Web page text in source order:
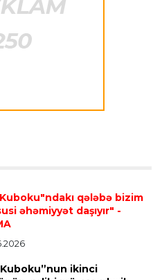
danışıqlar
"Fiorentina"ya
qələbə bizim
əhəmiyyət daşıyır" -
ikinci